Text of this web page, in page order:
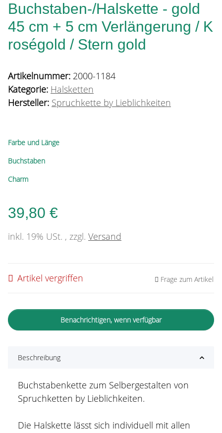
Buchstaben-/Halskette - gold
45 cm + 5 cm Verlängerung / K
roségold / Stern gold
Artikelnummer: 2000-1184
Kategorie: Halsketten
Hersteller: Spruchkette by Lieblichkeiten
Farbe und Länge
Buchstaben
Charm
39,80 €
inkl. 19% USt. , zzgl. Versand
Artikel vergriffen Frage zum Artikel
Benachrichtigen, wenn verfügbar
Beschreibung
Buchstabenkette zum Selbergestalten von
Spruchketten by Lieblichkeiten.
Die Halskette lässt sich individuell mit allen